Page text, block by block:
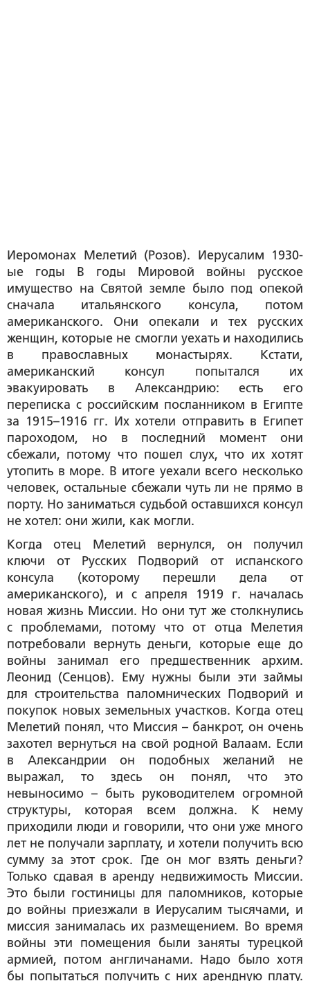
Иеромонах Мелетий (Розов). Иерусалим 1930-
ые годы В годы Мировой войны русское
имущество на Святой земле было под опекой
сначала итальянского консула, потом
американского. Они опекали и тех русских
женщин, которые не смогли уехать и находились
в православных монастырях. Кстати,
американский консул попытался их
эвакуировать в Александрию: есть его
переписка с российским посланником в Египте
за 1915–1916 гг. Их хотели отправить в Египет
пароходом, но в последний момент они
сбежали, потому что пошел слух, что их хотят
утопить в море. В итоге уехали всего несколько
человек, остальные сбежали чуть ли не прямо в
порту. Но заниматься судьбой оставшихся консул
не хотел: они жили, как могли.
Когда отец Мелетий вернулся, он получил
ключи от Русских Подворий от испанского
консула (которому перешли дела от
американского), и с апреля 1919 г. началась
новая жизнь Миссии. Но они тут же столкнулись
с проблемами, потому что от отца Мелетия
потребовали вернуть деньги, которые еще до
войны занимал его предшественник архим.
Леонид (Сенцов). Ему нужны были эти займы
для строительства паломнических Подворий и
покупок новых земельных участков. Когда отец
Мелетий понял, что Миссия – банкрот, он очень
захотел вернуться на свой родной Валаам. Если
в Александрии он подобных желаний не
выражал, то здесь он понял, что это
невыносимо – быть руководителем огромной
структуры, которая всем должна. К нему
приходили люди и говорили, что они уже много
лет не получали зарплату, и хотели получить всю
сумму за этот срок. Где он мог взять деньги?
Только сдавая в аренду недвижимость Миссии.
Это были гостиницы для паломников, которые
до войны приезжали в Иерусалим тысячами, и
миссия занималась их размещением. Во время
войны эти помещения были заняты турецкой
армией, потом англичанами. Надо было хотя
бы попытаться получить с них арендную плату.